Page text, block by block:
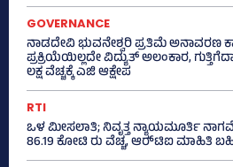
GOVERNANCE
ನಾಡದೇವಿ ಭುವನೇಶ್ವರಿ ಪ್ರತಿಮೆ ಅನಾವರಣ
ಪ್ರಕ್ರಿಯೆಯಿಲ್ಲದೇ ವಿದ್ಯುತ್‌ ಅಲಂಕಾರ,
ಲಕ್ಷ ವೆಚ್ಚಕ್ಕೆ ಎಜಿ ಆಕ್ಷೇಪ
RTI
ಒಳ ಮೀಸಲಾತಿ; ನಿವೃತ್ತ ನ್ಯಾಯಮೂರ್ತಿ
86.19 ಕೋಟಿ ರು ವೆಚ್ಚ, ಆರ್‍‌ಟಿಐ ಮಾಹಿತಿ